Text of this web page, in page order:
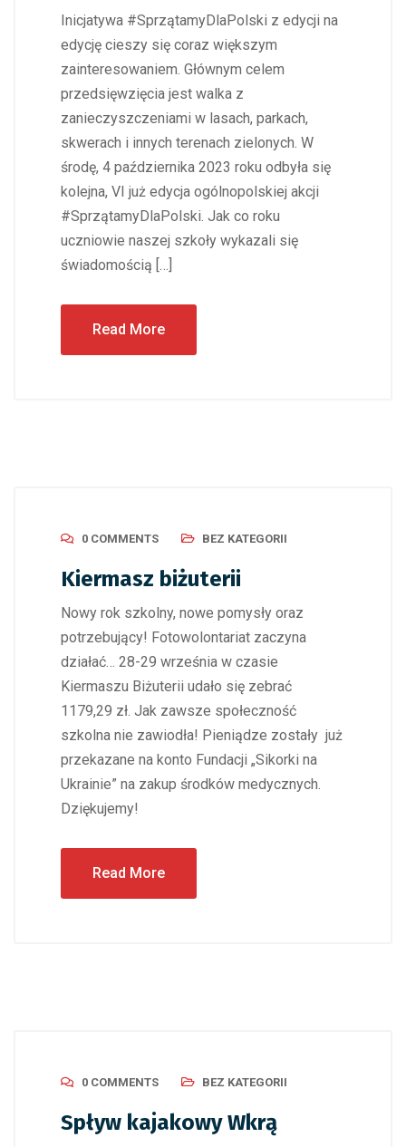
Inicjatywa #SprzątamyDlaPolski z edycji na
edycję cieszy się coraz większym
zainteresowaniem. Głównym celem
przedsięwzięcia jest walka z
zanieczyszczeniami w lasach, parkach,
skwerach i innych terenach zielonych. W
środę, 4 października 2023 roku odbyła się
kolejna, VI już edycja ogólnopolskiej akcji
#SprzątamyDlaPolski. Jak co roku
uczniowie naszej szkoły wykazali się
świadomością […]
Read More
0 COMMENTS BEZ KATEGORII
Kiermasz biżuterii
Nowy rok szkolny, nowe pomysły oraz
potrzebujący! Fotowolontariat zaczyna
działać… 28-29 września w czasie
Kiermaszu Biżuterii udało się zebrać
1179,29 zł. Jak zawsze społeczność
szkolna nie zawiodła! Pieniądze zostały już
przekazane na konto Fundacji „Sikorki na
Ukrainie” na zakup środków medycznych.
Dziękujemy!
Read More
0 COMMENTS BEZ KATEGORII
Spływ kajakowy Wkrą